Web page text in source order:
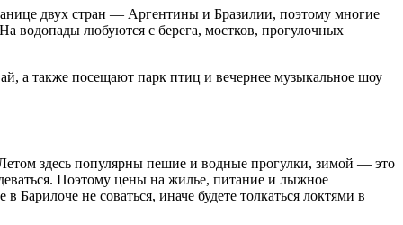
двух стран — Аргентины и Бразилии, поэтому многие
водопады любуются с берега, мостков, прогулочных
а также посещают парк птиц и вечернее музыкальное шоу
здесь популярны пешие и водные прогулки, зимой — это
Поэтому цены на жилье, питание и лыжное
не соваться, иначе будете толкаться локтями в